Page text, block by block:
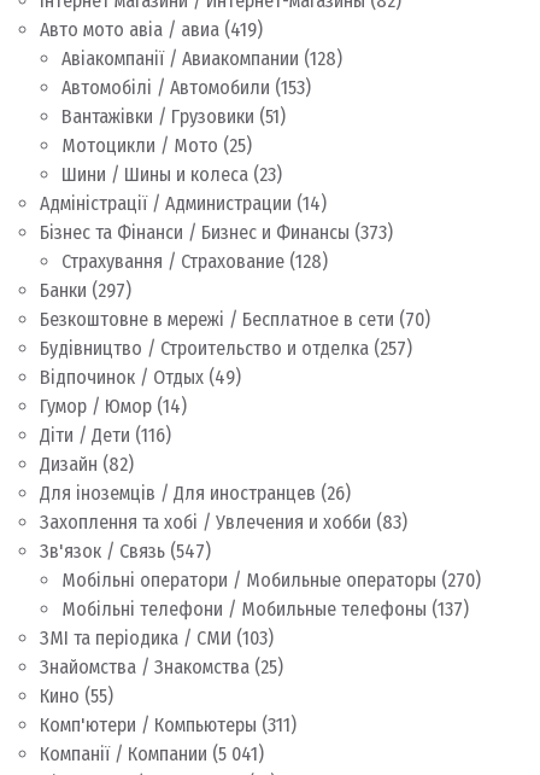
Авто мото авіа / авиа (419)
Авіакомпанії / Авиакомпании (128)
Автомобілі / Автомобили (153)
Вантажівки / Грузовики (51)
Мотоцикли / Мото (25)
Шини / Шины и колеса (23)
Адміністрації / Администрации (14)
Бізнес та Фінанси / Бизнес и Финансы (373)
Страхування / Страхование (128)
Банки (297)
Безкоштовне в мережі / Бесплатное в сети (70)
Будівництво / Строительство и отделка (257)
Відпочинок / Отдых (49)
Гумор / Юмор (14)
Діти / Дети (116)
Дизайн (82)
Для іноземців / Для иностранцев (26)
Захоплення та хобі / Увлечения и хобби (83)
Зв'язок / Связь (547)
Мобільні оператори / Мобильные операторы (270)
Мобільні телефони / Мобильные телефоны (137)
ЗМІ та періодика / СМИ (103)
Знайомства / Знакомства (25)
Кино (55)
Комп'ютери / Компьютеры (311)
Компанії / Компании (5 041)